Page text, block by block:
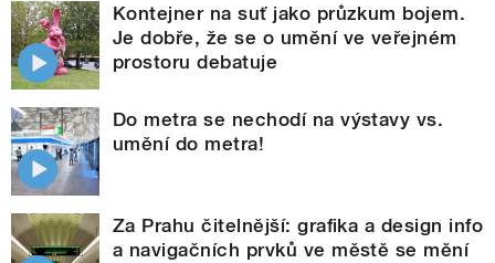
Kontejner na suť jako průzkum bojem.
Je dobře, že se o umění ve veřejném
prostoru debatuje
Do metra se nechodí na výstavy vs.
umění do metra!
Za Prahu čitelnější: grafika a design info
a navigačních prvků ve městě se mění